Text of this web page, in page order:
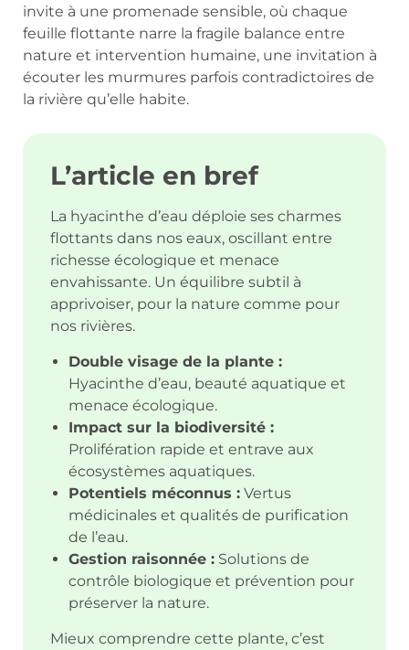
invite à une promenade sensible, où chaque
feuille flottante narre la fragile balance entre
nature et intervention humaine, une invitation à
écouter les murmures parfois contradictoires de
la rivière qu’elle habite.
L’article en bref
La hyacinthe d’eau déploie ses charmes
flottants dans nos eaux, oscillant entre
richesse écologique et menace
envahissante. Un équilibre subtil à
apprivoiser, pour la nature comme pour
nos rivières.
Double visage de la plante :
Hyacinthe d’eau, beauté aquatique et
menace écologique.
Impact sur la biodiversité :
Prolifération rapide et entrave aux
écosystèmes aquatiques.
Potentiels méconnus : Vertus
médicinales et qualités de purification
de l’eau.
Gestion raisonnée : Solutions de
contrôle biologique et prévention pour
préserver la nature.
Mieux comprendre cette plante, c’est